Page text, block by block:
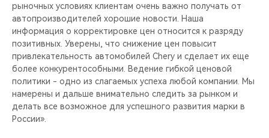
рыночных условиях клиентам очень важно получать от
автопроизводителей хорошие новости. Наша
информация о корректировке цен относится к разряду
позитивных. Уверены, что снижение цен повысит
привлекательность автомобилей Chery и сделает их еще
более конкурентособными. Ведение гибкой ценовой
политики - одно из слагаемых успеха любой компании. Мы
намерены и дальше внимательно следить за рынком и
делать все возможное для успешного развития марки в
России».